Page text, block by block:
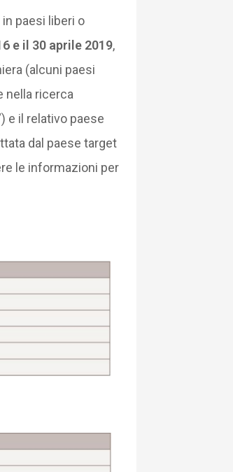
paesi liberi o
e il 30 aprile 2019,
(alcuni paesi
nella ricerca
e il relativo paese
dal paese target
le informazioni per